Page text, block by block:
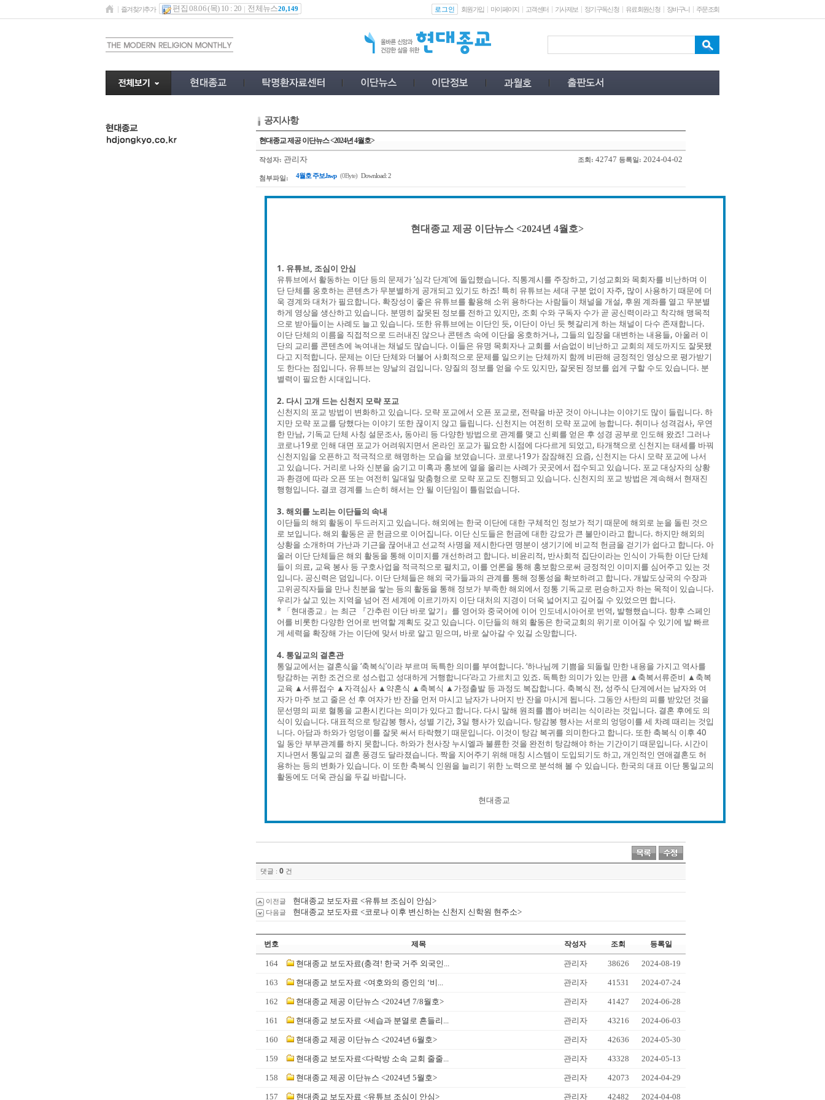
즐겨찾기추가 편집 08.06 (목) 10 : 20 전체뉴스20,149 로그인 회원가입 마이페이지 고객센터 기사제보 정기구독신청 유료회원신청 장바구니 주문조회
공지사항
현대종교 제공 이단뉴스 <2024년 4월호>
작성자: 관리자 조회: 42747 등록일: 2024-04-02
첨부파일: 4월호 주보.hwp (0Byte) Download: 2
현대종교 제공 이단뉴스 <2024년 4월호>
1. 유튜브, 조심이 안심
유튜브에서 활동하는 이단 등의 문제가 ‘심각 단계’에 돌입했습니다. 직통계시를 주장하고, 기성교회와 목회자를 비난하며 이
단 단체를 옹호하는 콘텐츠가 무분별하게 공개되고 있기도 하죠! 특히 유튜브는 세대 구분 없이 자주, 많이 사용하기 때문에 더
욱 경계와 대처가 필요합니다. 확장성이 좋은 유튜브를 활용해 소위 용하다는 사람들이 채널을 개설, 후원 계좌를 열고 무분별
하게 영상을 생산하고 있습니다. 분명히 잘못된 정보를 전하고 있지만, 조회 수와 구독자 수가 곧 공신력이라고 착각해 맹목적
으로 받아들이는 사례도 늘고 있습니다. 또한 유튜브에는 이단인 듯, 이단이 아닌 듯 헷갈리게 하는 채널이 다수 존재합니다.
이단 단체의 이름을 직접적으로 드러내진 않으나 콘텐츠 속에 이단을 옹호하거나, 그들의 입장을 대변하는 내용들, 아울러 이
단의 교리를 콘텐츠에 녹여내는 채널도 많습니다. 이들은 유명 목회자나 교회를 서슴없이 비난하고 교회의 제도까지도 잘못됐
다고 지적합니다. 문제는 이단 단체와 더불어 사회적으로 문제를 일으키는 단체까지 함께 비판해 긍정적인 영상으로 평가받기
도 한다는 점입니다. 유튜브는 양날의 검입니다. 양질의 정보를 얻을 수도 있지만, 잘못된 정보를 쉽게 구할 수도 있습니다. 분
별력이 필요한 시대입니다.
2. 다시 고개 드는 신천지 모략 포교
신천지의 포교 방법이 변화하고 있습니다. 모략 포교에서 오픈 포교로, 전략을 바꾼 것이 아니냐는 이야기도 많이 들립니다. 하
지만 모략 포교를 당했다는 이야기 또한 끊이지 않고 들립니다. 신천지는 여전히 모략 포교에 능합니다. 취미나 성격검사, 우연
한 만남, 기독교 단체 사칭 설문조사, 동아리 등 다양한 방법으로 관계를 맺고 신뢰를 얻은 후 성경 공부로 인도해 왔죠! 그러나
코로나19로 인해 대면 포교가 어려워지면서 온라인 포교가 필요한 시점에 다다르게 되었고, 타개책으로 신천지는 태세를 바꿔
신천지임을 오픈하고 적극적으로 해명하는 모습을 보였습니다. 코로나19가 잠잠해진 요즘, 신천지는 다시 모략 포교에 나서
고 있습니다. 거리로 나와 신분을 숨기고 미혹과 홍보에 열을 올리는 사례가 곳곳에서 접수되고 있습니다. 포교 대상자의 상황
과 환경에 따라 오픈 또는 여전히 일대일 맞춤형으로 모략 포교도 진행되고 있습니다. 신천지의 포교 방법은 계속해서 현재진
행형입니다. 결코 경계를 느슨히 해서는 안 될 이단임이 틀림없습니다.
3. 해외를 노리는 이단들의 속내
이단들의 해외 활동이 두드러지고 있습니다. 해외에는 한국 이단에 대한 구체적인 정보가 적기 때문에 해외로 눈을 돌린 것으
로 보입니다. 해외 활동은 곧 헌금으로 이어집니다. 이단 신도들은 헌금에 대한 강요가 큰 불만이라고 합니다. 하지만 해외의
상황을 소개하며 가난과 기근을 끊어내고 선교적 사명을 제시한다면 명분이 생기기에 비교적 헌금을 걷기가 쉽다고 합니다. 아
울러 이단 단체들은 해외 활동을 통해 이미지를 개선하려고 합니다. 비윤리적, 반사회적 집단이라는 인식이 가득한 이단 단체
들이 의료, 교육 봉사 등 구호사업을 적극적으로 펼치고, 이를 언론을 통해 홍보함으로써 긍정적인 이미지를 심어주고 있는 것
입니다. 공신력은 덤입니다. 이단 단체들은 해외 국가들과의 관계를 통해 정통성을 확보하려고 합니다. 개발도상국의 수장과
고위공직자들을 만나 친분을 쌓는 등의 활동을 통해 정보가 부족한 해외에서 정통 기독교로 편승하고자 하는 목적이 있습니다.
우리가 살고 있는 지역을 넘어 전 세계에 이르기까지 이단 대처의 지경이 더욱 넓어지고 깊어질 수 있었으면 합니다.
* 「현대종교」는 최근 『간추린 이단 바로 알기』를 영어와 중국어에 이어 인도네시아어로 번역, 발행했습니다. 향후 스페인
어를 비롯한 다양한 언어로 번역할 계획도 갖고 있습니다. 이단들의 해외 활동은 한국교회의 위기로 이어질 수 있기에 발 빠르
게 세력을 확장해 가는 이단에 맞서 바로 알고 믿으며, 바로 살아갈 수 있길 소망합니다.
4. 통일교의 결혼관
통일교에서는 결혼식을 ‘축복식’이라 부르며 독특한 의미를 부여합니다. ‘하나님께 기쁨을 되돌릴 만한 내용을 가지고 역사를
탕감하는 귀한 조건으로 성스럽고 성대하게 거행합니다’라고 가르치고 있죠. 독특한 의미가 있는 만큼 ▲축복서류준비 ▲축복
교육 ▲서류접수 ▲자격심사 ▲약혼식 ▲축복식 ▲가정출발 등 과정도 복잡합니다. 축복식 전, 성주식 단계에서는 남자와 여
자가 마주 보고 줄은 선 후 여자가 반 잔을 먼저 마시고 남자가 나머지 반 잔을 마시게 됩니다. 그동안 사탄의 피를 받았던 것을
문선명의 피로 혈통을 교환시킨다는 의미가 있다고 합니다. 다시 말해 원죄를 뽑아 버리는 식이라는 것입니다. 결혼 후에도 의
식이 있습니다. 대표적으로 탕감봉 행사, 성별 기간, 3일 행사가 있습니다. 탕감봉 행사는 서로의 엉덩이를 세 차례 때리는 것입
니다. 아담과 하와가 엉덩이를 잘못 써서 타락했기 때문입니다. 이것이 탕감 복귀를 의미한다고 합니다. 또한 축복식 이후 40
일 동안 부부관계를 하지 못합니다. 하와가 천사장 누시엘과 불륜한 것을 완전히 탕감해야 하는 기간이기 때문입니다. 시간이
지나면서 통일교의 결혼 풍경도 달라졌습니다. 짝을 지어주기 위해 매칭 시스템이 도입되기도 하고, 개인적인 연애결혼도 허
용하는 등의 변화가 있습니다. 이 또한 축복식 인원을 늘리기 위한 노력으로 분석해 볼 수 있습니다. 한국의 대표 이단 통일교의
활동에도 더욱 관심을 두길 바랍니다.
현대종교
댓글 : 0 건
이전글 현대종교 보도자료 <유튜브 조심이 안심>
다음글 현대종교 보도자료 <코로나 이후 변신하는 신천지 신학원 현주소>
번호 제목 작성자 조회 등록일
164 현대종교 보도자료(충격! 한국 거주 외국인... 관리자 38626 2024-08-19
163 현대종교 보도자료 <여호와의 증인의 ‘비... 관리자 41531 2024-07-24
162 현대종교 제공 이단뉴스 <2024년 7/8월호> 관리자 41427 2024-06-28
161 현대종교 보도자료 <세습과 분열로 흔들리... 관리자 43216 2024-06-03
160 현대종교 제공 이단뉴스 <2024년 6월호> 관리자 42636 2024-05-30
159 현대종교 보도자료<다락방 소속 교회 줄줄... 관리자 43328 2024-05-13
158 현대종교 제공 이단뉴스 <2024년 5월호> 관리자 42073 2024-04-29
157 현대종교 보도자료 <유튜브 조심이 안심> 관리자 42482 2024-04-08